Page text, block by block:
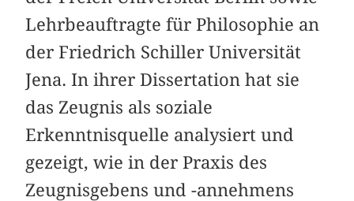
Lehrbeauftragte für Philosophie an
der Friedrich Schiller Universität
Jena. In ihrer Dissertation hat sie
das Zeugnis als soziale
Erkenntnisquelle analysiert und
gezeigt, wie in der Praxis des
Zeugnisgebens und -annehmens